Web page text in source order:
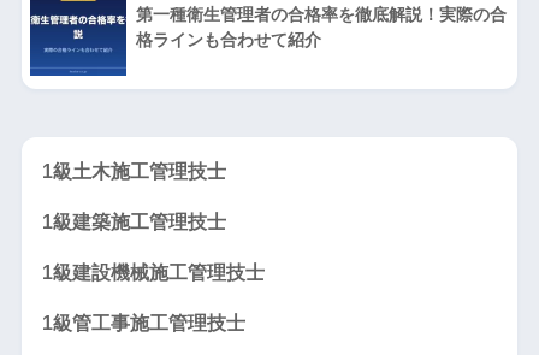
第一種衛生管理者の合格率を徹底解説！実際の合
格ラインも合わせて紹介
1級土木施工管理技士
1級建築施工管理技士
1級建設機械施工管理技士
1級管工事施工管理技士